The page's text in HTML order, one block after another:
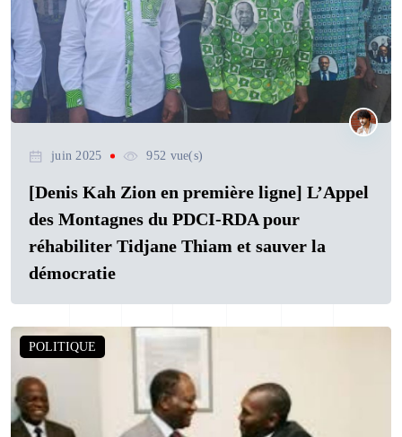
juin 2025 952 vue(s)
[Denis Kah Zion en première ligne] L’Appel
des Montagnes du PDCI-RDA pour
réhabiliter Tidjane Thiam et sauver la
démocratie
POLITIQUE